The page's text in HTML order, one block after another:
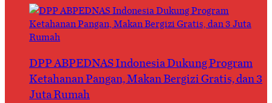
DPP ABPEDNAS Indonesia Dukung Program
Ketahanan Pangan, Makan Bergizi Gratis, dan 3
Juta Rumah